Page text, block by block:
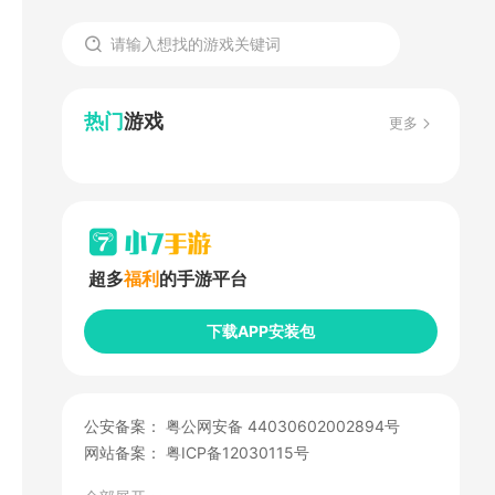
热门游戏 更多
超多福利 的手游平台
下载APP安装包
公安备案： 粤公网安备 44030602002894号
网站备案： 粤ICP备12030115号